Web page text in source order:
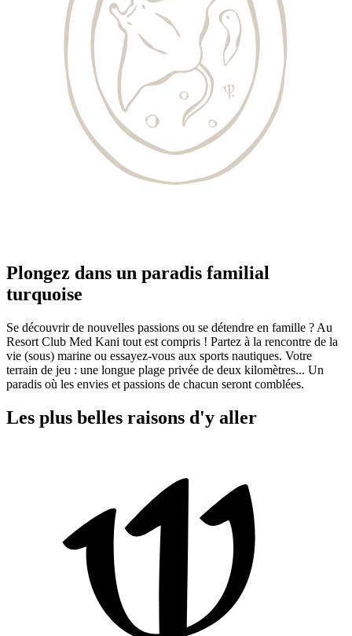
Plongez dans un paradis familial
turquoise
Se découvrir de nouvelles passions ou se détendre en famille ? Au
Resort Club Med Kani tout est compris ! Partez à la rencontre de la
vie (sous) marine ou essayez-vous aux sports nautiques. Votre
terrain de jeu : une longue plage privée de deux kilomètres... Un
paradis où les envies et passions de chacun seront comblées.
Les plus belles raisons d'y aller